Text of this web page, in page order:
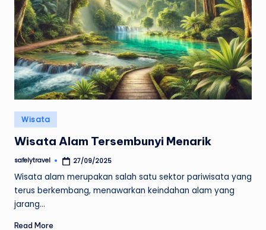
Posted
in
Wisata
Wisata Alam Tersembunyi Menarik
Posted
safelytravel 27/09/2025
Wisata alam merupakan salah satu sektor pariwisata yang
terus berkembang, menawarkan keindahan alam yang
jarang…
Read More